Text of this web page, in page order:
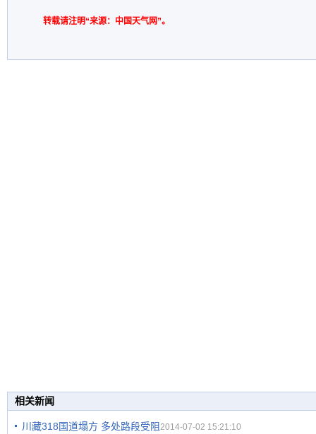
转载请注明“来源：中国天气网”。
相关新闻
川藏318国道塌方 多处路段受阻2014-07-02 15:21:10